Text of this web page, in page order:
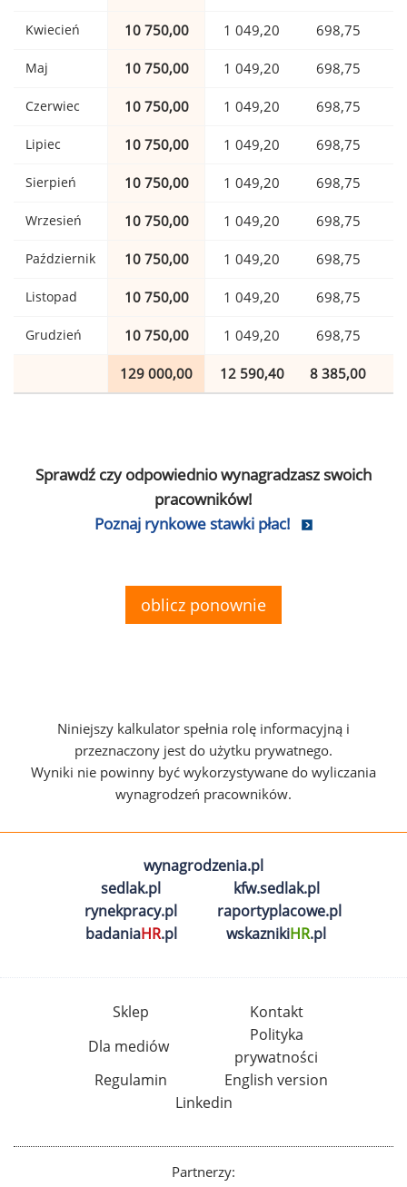
Kwiecień 10 750,00 1 049,20 698,75
Maj 10 750,00 1 049,20 698,75
Czerwiec 10 750,00 1 049,20 698,75
Lipiec 10 750,00 1 049,20 698,75
Sierpień 10 750,00 1 049,20 698,75
Wrzesień 10 750,00 1 049,20 698,75
Październik 10 750,00 1 049,20 698,75
Listopad 10 750,00 1 049,20 698,75
Grudzień 10 750,00 1 049,20 698,75
129 000,00 12 590,40 8 385,00
Sprawdź czy odpowiednio wynagradzasz swoich
pracowników!
Poznaj rynkowe stawki płac!
oblicz ponownie
Niniejszy kalkulator spełnia rolę informacyjną i
przeznaczony jest do użytku prywatnego.
Wyniki nie powinny być wykorzystywane do wyliczania
wynagrodzeń pracowników.
wynagrodzenia.pl
sedlak.pl
kfw.sedlak.pl
rynekpracy.pl
raportyplacowe.pl
badaniaHR.pl wskaznikiHR.pl
Sklep
Kontakt
Dla mediów
Polityka
prywatności
Regulamin
English version
Linkedin
Partnerzy: